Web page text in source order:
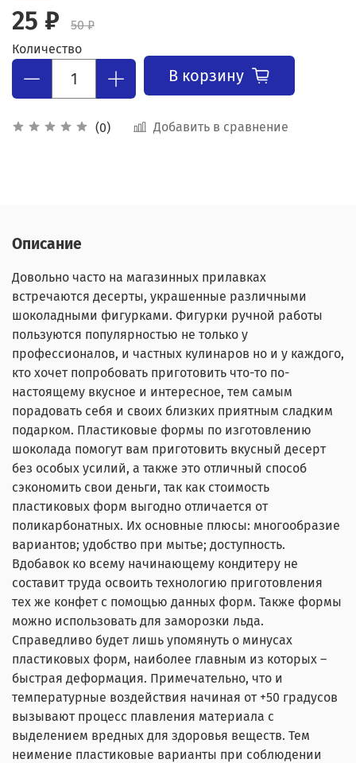
(0) Добавить в сравнение
25 ₽
50 ₽
Количество
В корзину
Описание
Довольно часто на магазинных прилавках
встречаются десерты, украшенные различными
шоколадными фигурками. Фигурки ручной работы
пользуются популярностью не только у
профессионалов, и частных кулинаров но и у каждого,
кто хочет попробовать приготовить что-то по-
настоящему вкусное и интересное, тем самым
порадовать себя и своих близких приятным сладким
подарком. Пластиковые формы по изготовлению
шоколада помогут вам приготовить вкусный десерт
без особых усилий, а также это отличный способ
сэкономить свои деньги, так как стоимость
пластиковых форм выгодно отличается от
поликарбонатных. Их основные плюсы: многообразие
вариантов; удобство при мытье; доступность.
Вдобавок ко всему начинающему кондитеру не
составит труда освоить технологию приготовления
тех же конфет с помощью данных форм. Также формы
можно использовать для заморозки льда.
Справедливо будет лишь упомянуть о минусах
пластиковых форм, наиболее главным из которых –
быстрая деформация. Примечательно, что и
температурные воздействия начиная от +50 градусов
вызывают процесс плавления материала с
выделением вредных для здоровья веществ. Тем
неимение пластиковые варианты при соблюдении